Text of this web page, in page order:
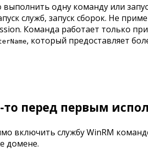
одну команду или
служб, запуск сборок. Не
Команда работает только
, который предоставляет
перед первым
включить службу WinRM
домене.